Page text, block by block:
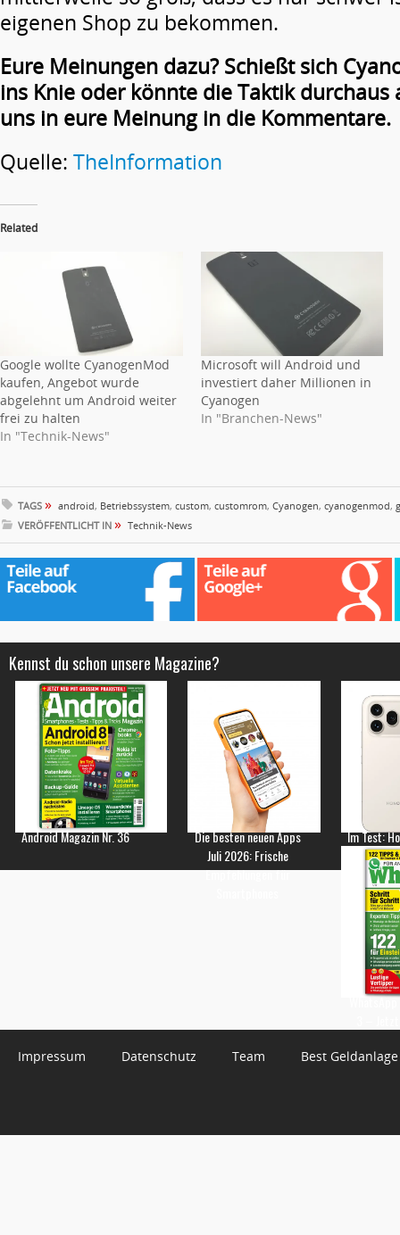
eigenen Shop zu bekommen.
Eure Meinungen dazu? Schießt sich
ins Knie oder könnte die Taktik durchaus
uns in eure Meinung in die Kommentare.
Quelle: TheInformation
Related
Google wollte CyanogenMod
kaufen, Angebot wurde
abgelehnt um Android weiter
frei zu halten
In "Technik-News"
Microsoft will Android und
investiert daher Millionen in
Cyanogen
In "Branchen-News"
TAGS » android, Betriebssystem, custom, customrom, Cyanogen, cyanogenmod,
VERÖFFENTLICHT IN » Technik-News
Kennst du schon unsere Magazine?
Android Magazin Nr. 36
Die besten neuen Apps
Juli 2026: Frische
Empfehlungen für
Im Test:
Impressum Datenschutz Team Best Geldanlage